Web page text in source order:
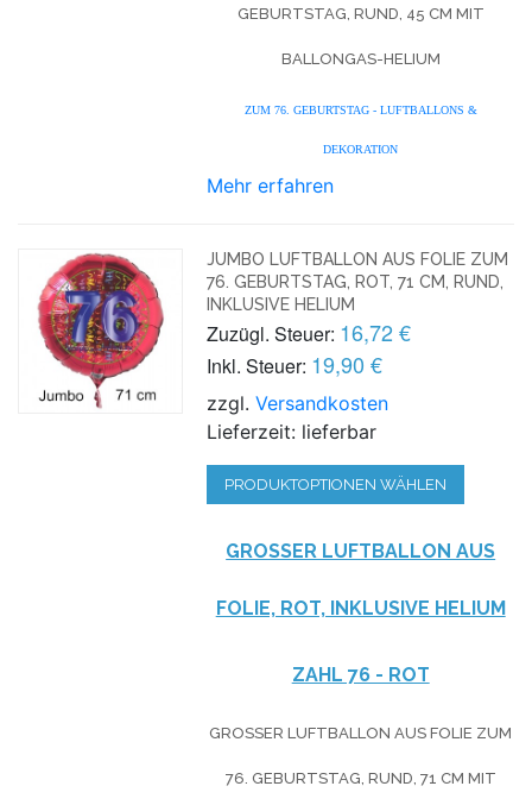
GEBURTSTAG, RUND, 45 CM MIT
BALLONGAS-HELIUM
ZUM 76. GEBURTSTAG - LUFTBALLONS &
DEKORATION
Mehr erfahren
JUMBO LUFTBALLON AUS FOLIE ZUM
76. GEBURTSTAG, ROT, 71 CM, RUND,
INKLUSIVE HELIUM
Zuzügl. Steuer: 16,72 €
Inkl. Steuer: 19,90 €
zzgl.Versandkosten
Lieferzeit: lieferbar
PRODUKTOPTIONEN WÄHLEN
GROSSER LUFTBALLON AUS F
OLIE, ROT, INKLUSIVE HELIUM
ZAHL 76 - ROT
GROSSER LUFTBALLON AUS FOLIE ZUM 7
6. GEBURTSTAG, RUND, 71 CM MIT B